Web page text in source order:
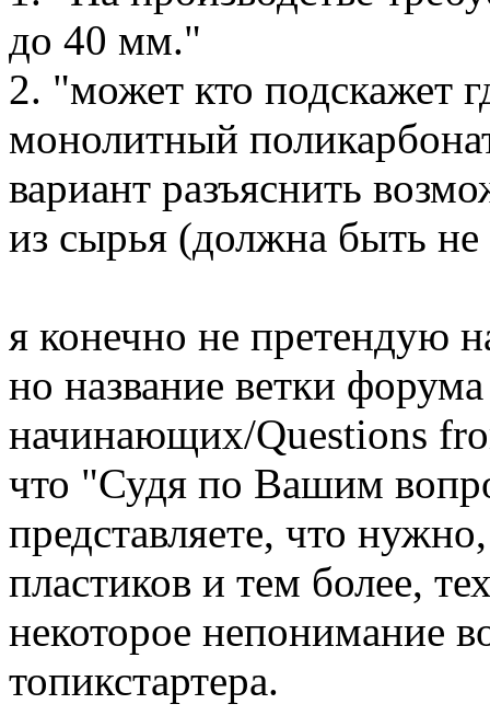
до 40 мм."
2. "может кто подскажет
монолитный
вариант разъяснить
из сырья (должна быть
я конечно не претендую
но название ветки
начинающих/Questions
что "Судя по Вашим
представляете, что
пластиков и тем более,
некоторое непонимание
топикстартера.